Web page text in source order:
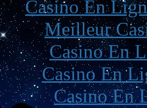
Casino En
Meilleur
Casino En
Casino En
Casino En